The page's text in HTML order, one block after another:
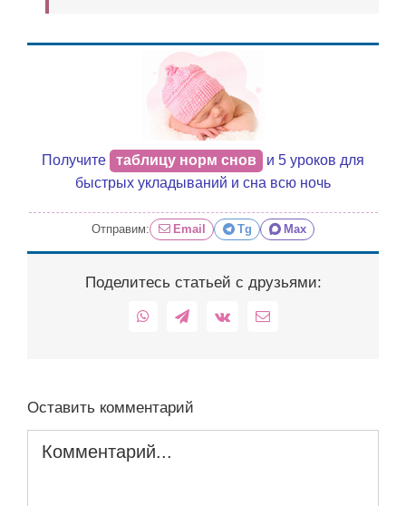
Получите таблицу норм снов
и 5 уроков для
быстрых укладываний и сна всю ночь
Отправим: Email Tg Max
Поделитесь статьей с друзьями:
WhatsAppTelegram
Vk Email
Оставить комментарий